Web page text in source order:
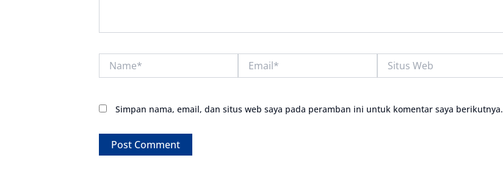
Situs
Web
Simpan nama, email, dan situs web saya pada peramban ini untuk komentar saya berikutnya.